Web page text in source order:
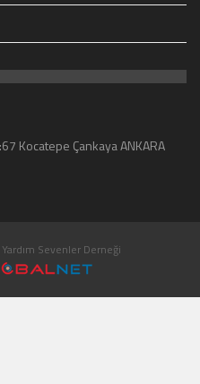
Kocatepe Çankaya ANKARA
Sevenler Derneği